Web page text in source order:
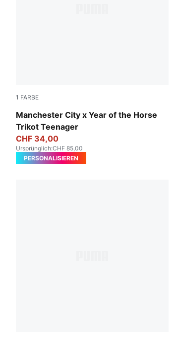
1 FARBE
Manchester City x Year of the Horse
Trikot Teenager
Alpine Snow-Flat Dark Gray
CHF 34,00
Ursprünglich:CHF 85,00
PERSONALISIEREN